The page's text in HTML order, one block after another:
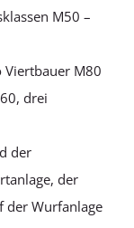
M50 –
M80
drei
der
der
der Wurfanlage